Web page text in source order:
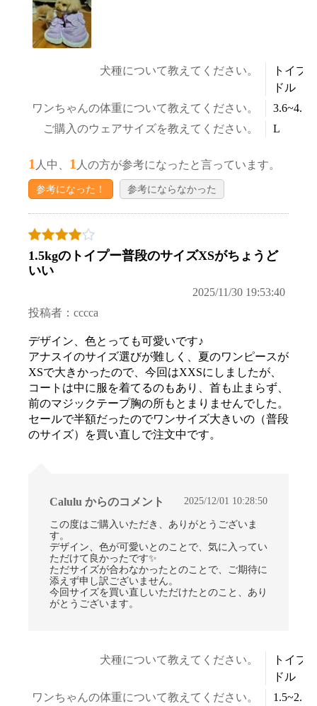
犬種について教えてください。
トイプ
ドル
ワンちゃんの体重について教えてください。
ご購入のウェアサイズを教えてください。
L
1 人中、 1 人の方が参考になったと言っています。
参考になった！ 参考にならなかった
1.5kgのトイプー普段のサイズXSがちょうど
いい
2025/11/30 19:53:40
投稿者：cccca
デザイン、色とっても可愛いです♪
アナスイのサイズ選びが難しく、夏のワンピースが
XSで大きかったので、今回はXXSにしましたが、
コートは中に服を着てるのもあり、首も止まらず、
前のマジックテープ胸の所もとまりませんでした。
セールで半額だったのでワンサイズ大きいの（普段
のサイズ）を買い直しで注文中です。
Calulu からのコメント 2025/12/01 10:28:50
この度はご購入いただき、ありがとうございま
す。
デザイン、色が可愛いとのことで、気に入ってい
ただけて良かったです✨
ただサイズが合わなかったとのことで、ご期待に
添えず申し訳ございません。
今回サイズを買い直しいただけたとのこと、あり
がとうございます。
犬種について教えてください。
トイプ
ドル
ワンちゃんの体重について教えてください。